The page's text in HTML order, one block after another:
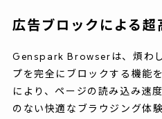
広告ブロックによる
Genspark Browserは、煩わ
プを完全にブロックする機能
により、ページの読み込み速
のない快適なブラウジング体